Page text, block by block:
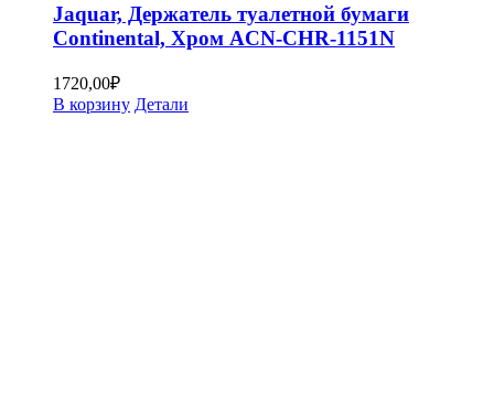
Jaquar, Держатель туалетной бумаги
Continental, Хром ACN-CHR-1151N
1720,00₽
В корзину Детали